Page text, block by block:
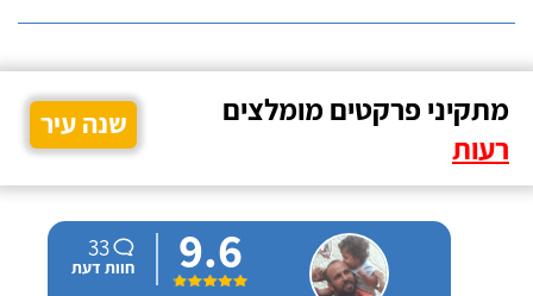
מתקיני פרקטים מומלצים
רעות
שנה עיר
9.6
33
חוות דעת